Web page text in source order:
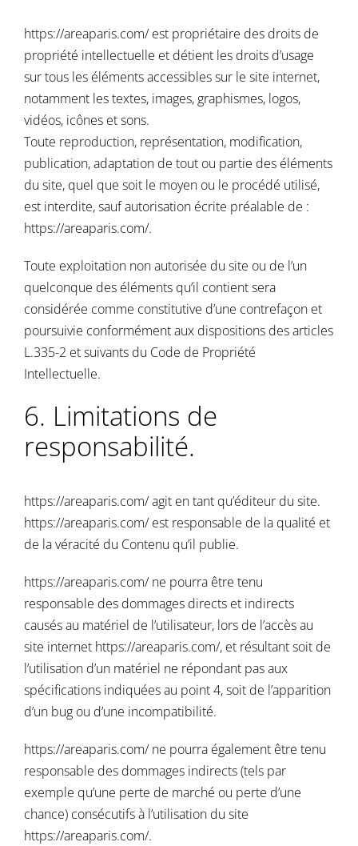
https://areaparis.com/est propriétaire des droits de
propriété intellectuelle et détient les droits d’usage
sur tous les éléments accessibles sur le site internet,
notamment les textes, images, graphismes, logos,
vidéos, icônes et sons.
Toute reproduction, représentation, modification,
publication, adaptation de tout ou partie des éléments
du site, quel que soit le moyen ou le procédé utilisé,
est interdite, sauf autorisation écrite préalable de :
https://areaparis.com/.
Toute exploitation non autorisée du site ou de l’un
quelconque des éléments qu’il contient sera
considérée comme constitutive d’une contrefaçon et
poursuivie conformément aux dispositions des articles
L.335-2 et suivants du Code de Propriété
Intellectuelle.
6. Limitations de
responsabilité.
https://areaparis.com/agit en tant qu’éditeur du site.
https://areaparis.com/est responsable de la qualité et
de la véracité du Contenu qu’il publie.
https://areaparis.com/ne pourra être tenu
responsable des dommages directs et indirects
causés au matériel de l’utilisateur, lors de l’accès au
site internet https://areaparis.com/, et résultant soit de
l’utilisation d’un matériel ne répondant pas aux
spécifications indiquées au point 4, soit de l’apparition
d’un bug ou d’une incompatibilité.
https://areaparis.com/ne pourra également être tenu
responsable des dommages indirects (tels par
exemple qu’une perte de marché ou perte d’une
chance) consécutifs à l’utilisation du site
https://areaparis.com/.